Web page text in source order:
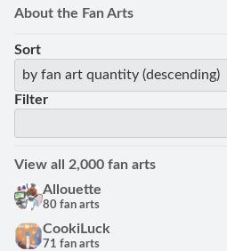
About the Fan Arts
Sort
by fan art quantity (descending)
Filter
View all 2,000 fan arts
Allouette
80 fan arts
CookiLuck
71 fan arts